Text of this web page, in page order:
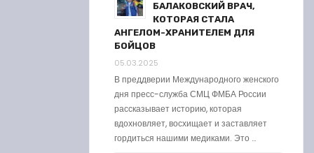
БАЛАКОВСКИЙ ВРАЧ,
КОТОРАЯ СТАЛА
АНГЕЛОМ-ХРАНИТЕЛЕМ ДЛЯ
БОЙЦОВ
05.03.2025
В преддверии Международного женского
дня пресс-служба СМЦ ФМБА России
рассказывает историю, которая
вдохновляет, восхищает и заставляет
гордиться нашими медиками. Это …